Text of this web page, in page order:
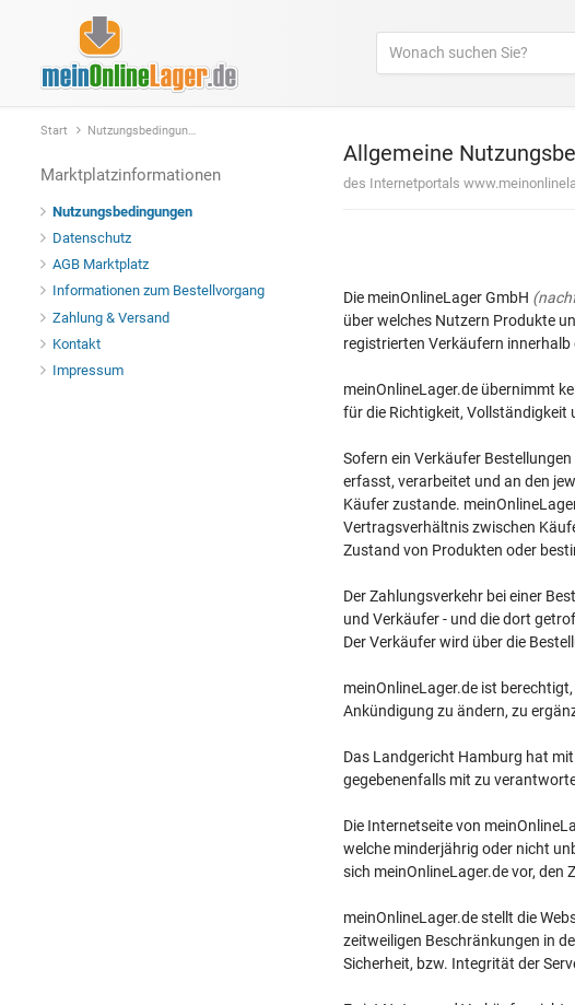
Start Nutzungsbedingungen
Marktplatzinformationen
Nutzungsbedingungen
Datenschutz
AGB Marktplatz
Informationen zum Bestellvorgang
Zahlung & Versand
Kontakt
Impressum
Allgemeine
des Internetportals
Die meinOnlineLager GmbH
über welches Nutzern Produkte
registrierten Verkäufern
meinOnlineLager.de übernimmt
für die Richtigkeit, Vollständigkeit
Sofern ein Verkäufer
erfasst, verarbeitet und an den
Käufer zustande.
Vertragsverhältnis zwischen
Zustand von Produkten oder
Der Zahlungsverkehr bei einer
und Verkäufer - und die dort
Der Verkäufer wird über die
meinOnlineLager.de ist
Ankündigung zu ändern, zu
Das Landgericht Hamburg hat
gegebenenfalls mit zu
Die Internetseite von
welche minderjährig oder nicht
sich meinOnlineLager.de vor,
meinOnlineLager.de stellt die
zeitweiligen Beschränkungen in
Sicherheit, bzw. Integrität der